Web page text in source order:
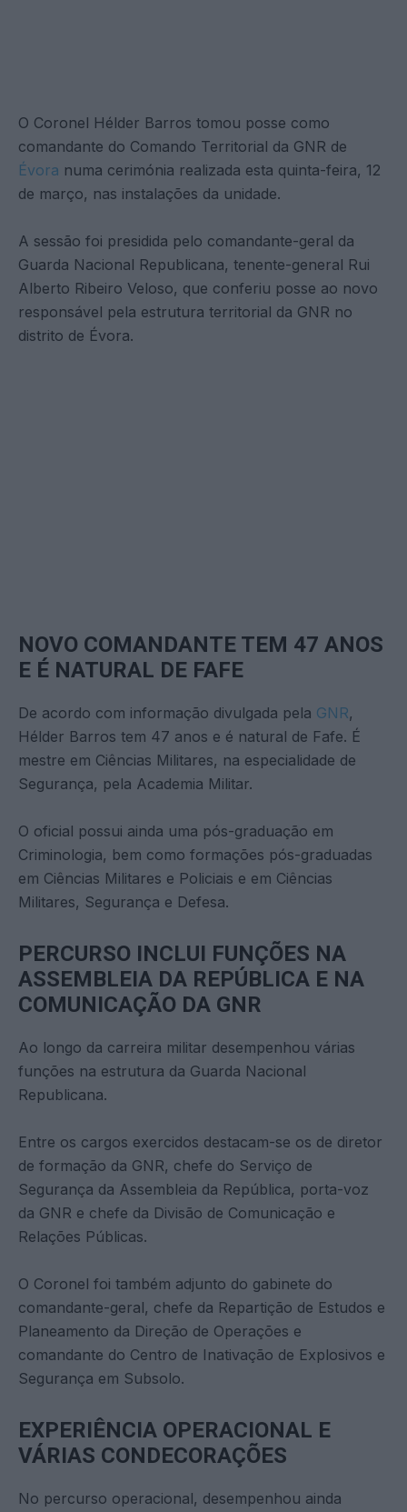
O Coronel Hélder Barros tomou posse como
comandante do Comando Territorial da GNR de
Évora numa cerimónia realizada esta quinta-feira, 12
de março, nas instalações da unidade.
A sessão foi presidida pelo comandante-geral da
Guarda Nacional Republicana, tenente-general Rui
Alberto Ribeiro Veloso, que conferiu posse ao novo
responsável pela estrutura territorial da GNR no
distrito de Évora.
NOVO COMANDANTE TEM 47 ANOS
E É NATURAL DE FAFE
De acordo com informação divulgada pela GNR,
Hélder Barros tem 47 anos e é natural de Fafe. É
mestre em Ciências Militares, na especialidade de
Segurança, pela Academia Militar.
O oficial possui ainda uma pós-graduação em
Criminologia, bem como formações pós-graduadas
em Ciências Militares e Policiais e em Ciências
Militares, Segurança e Defesa.
PERCURSO INCLUI FUNÇÕES NA
ASSEMBLEIA DA REPÚBLICA E NA
COMUNICAÇÃO DA GNR
Ao longo da carreira militar desempenhou várias
funções na estrutura da Guarda Nacional
Republicana.
Entre os cargos exercidos destacam-se os de diretor
de formação da GNR, chefe do Serviço de
Segurança da Assembleia da República, porta-voz
da GNR e chefe da Divisão de Comunicação e
Relações Públicas.
O Coronel foi também adjunto do gabinete do
comandante-geral, chefe da Repartição de Estudos e
Planeamento da Direção de Operações e
comandante do Centro de Inativação de Explosivos e
Segurança em Subsolo.
EXPERIÊNCIA OPERACIONAL E
VÁRIAS CONDECORAÇÕES
No percurso operacional, desempenhou ainda